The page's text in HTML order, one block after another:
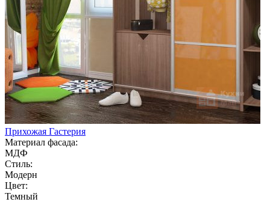
Прихожая Гастерия
Материал фасада:
МДФ
Стиль:
Модерн
Цвет:
Темный